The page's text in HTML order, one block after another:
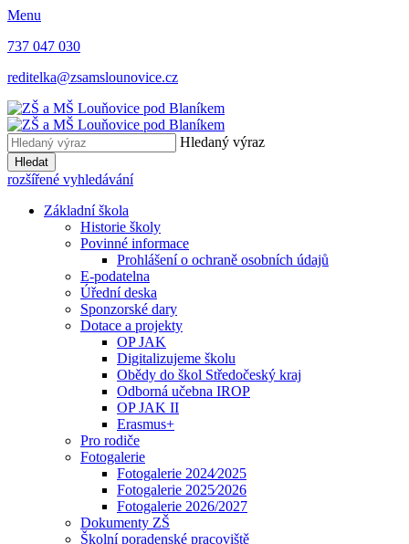
Menu
737 047 030
reditelka@zsamslounovice.cz
Hledaný výraz
Hledat
rozšířené vyhledávání
Základní škola
Historie školy
Povinné informace
Prohlášení o ochraně osobních údajů
E-podatelna
Úřední deska
Sponzorské dary
Dotace a projekty
OP JAK
Digitalizujeme školu
Obědy do škol Středočeský kraj
Odborná učebna IROP
OP JAK II
Erasmus+
Pro rodiče
Fotogalerie
Fotogalerie 2024⁄2025
Fotogalerie 2025⁄2026
Fotogalerie 2026/2027
Dokumenty ZŠ
Školní poradenské pracoviště